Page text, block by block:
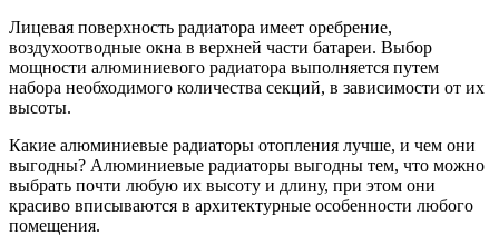
Лицевая поверхность радиатора имеет оребрение,
воздухоотводные окна в верхней части батареи. Выбор
мощности алюминиевого радиатора выполняется путем
набора необходимого количества секций, в зависимости от их
высоты.
Какие алюминиевые радиаторы отопления лучше, и чем они
выгодны? Алюминиевые радиаторы выгодны тем, что можно
выбрать почти любую их высоту и длину, при этом они
красиво вписываются в архитектурные особенности любого
помещения.